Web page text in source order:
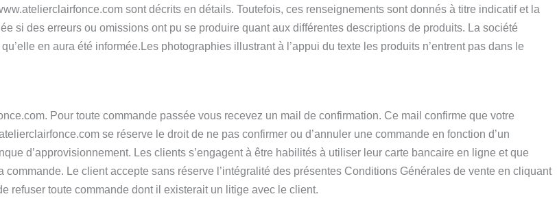
sont décrits en détails. Toutefois, ces renseignements sont donnés à titre indicatif et la
si des erreurs ou omissions ont pu se produire quant aux différentes descriptions de produits. La société
en aura été informée.Les photographies illustrant à l’appui du texte les produits n’entrent pas dans le
Pour toute commande passée vous recevez un mail de confirmation. Ce mail confirme que votre
se réserve le droit de ne pas confirmer ou d’annuler une commande en fonction d’un
d’approvisionnement. Les clients s’engagent à être habilités à utiliser leur carte bancaire en ligne et que
Le client accepte sans réserve l’intégralité des présentes Conditions Générales de vente en cliquant
refuser toute commande dont il existerait un litige avec le client.